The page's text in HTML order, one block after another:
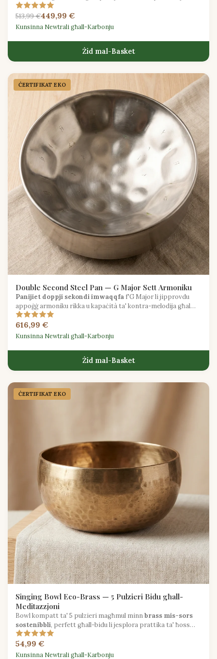
solo.
513,99 €449,99 €
Kunsinna Newtrali għall-Karbonju
Żid mal-Basket
ĊERTIFIKAT EKO
Double Second Steel Pan — G Major Sett Armoniku
Panijiet doppji sekondi imwaqqfaf'G Major li jipprovdu
appoġġ armoniku rikka u kapaċità ta' kontra-melodija għal
logħob ta' ensemble.
616,99 €
Kunsinna Newtrali għall-Karbonju
Żid mal-Basket
ĊERTIFIKAT EKO
Singing Bowl Eco-Brass — 5 Pulzieri Bidu għall-
Meditazzjoni
Bowl kompatt ta' 5 pulzieri magħmul minnbrass mis-sors
sostenibbli, perfett għall-bidu li jesplora prattika ta' ħoss
konxju.
54,99 €
Kunsinna Newtrali għall-Karbonju